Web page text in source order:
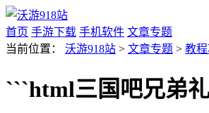
首页 手游下载 手机软件 文章专题
当前位置： 沃游918站 > 文章专题 > 教
```html三国吧兄弟